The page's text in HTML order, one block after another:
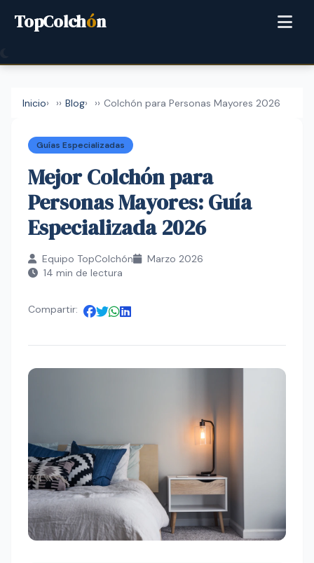
TopColchón
Inicio › Blog › Colchón para Personas Mayores 2026
Guías Especializadas
Mejor Colchón para
Personas Mayores: Guía
Especializada 2026
Equipo TopColchón
Marzo 2026
14 min de lectura
Compartir: